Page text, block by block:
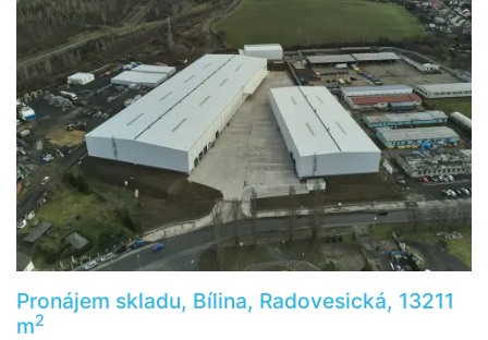
Pronájem skladu, Bílina, Radovesická, 13211
m2